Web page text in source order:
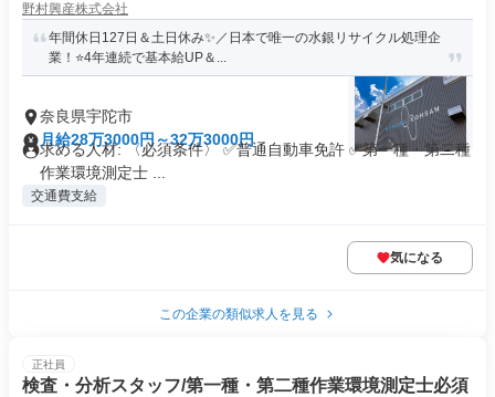
野村興産株式会社
年間休日127日＆土日休み✨／日本で唯一の水銀リサイクル処理企
業！⭐4年連続で基本給UP＆...
奈良県宇陀市
月給28万3000円～32万3000円
求める人材: 〈必須条件〉 ✅️普通自動車免許 ✅️第一種・第二種
作業環境測定士 ...
交通費支給
気になる
この企業の類似求人を見る
正社員
検査・分析スタッフ/第一種・第二種作業環境測定士必須